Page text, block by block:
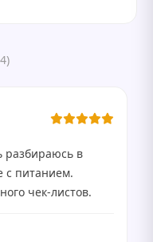
разбираюсь в
с питанием.
чек-листов.